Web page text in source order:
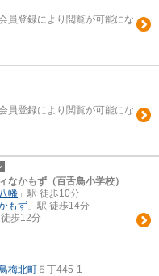
員登録により閲覧が可能にな
員登録により閲覧が可能にな
なかもず（百舌鳥小学校）
幡 」駅 徒歩10分
もず 」駅 徒歩14分
徒歩12分
梅北町 ５丁445-1